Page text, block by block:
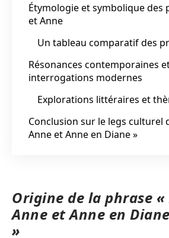
Étymologie et symbolique des
et Anne
Un tableau comparatif des
Résonances contemporaines
interrogations modernes
Explorations littéraires et
Conclusion sur le legs culturel
Anne et Anne en Diane »
Origine de la phrase «
Anne et Anne en
»